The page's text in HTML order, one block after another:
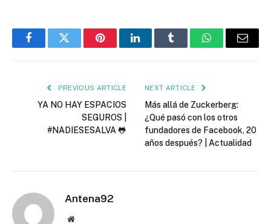
FacebookTwitter PinterestLinkedInTumblr WhatsAppEmail
PREVIOUS ARTICLE
YA NO HAY ESPACIOS
SEGUROS |
#NADIESESALVA 🐸
NEXT ARTICLE
Más allá de Zuckerberg:
¿Qué pasó con los otros
fundadores de Facebook, 20
años después? | Actualidad
Antena92
Website